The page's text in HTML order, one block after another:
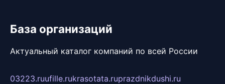
База организаций
Актуальный каталог компаний по всей России
03223.ruufille.rukrasotata.ruprazdnikdushi.ru